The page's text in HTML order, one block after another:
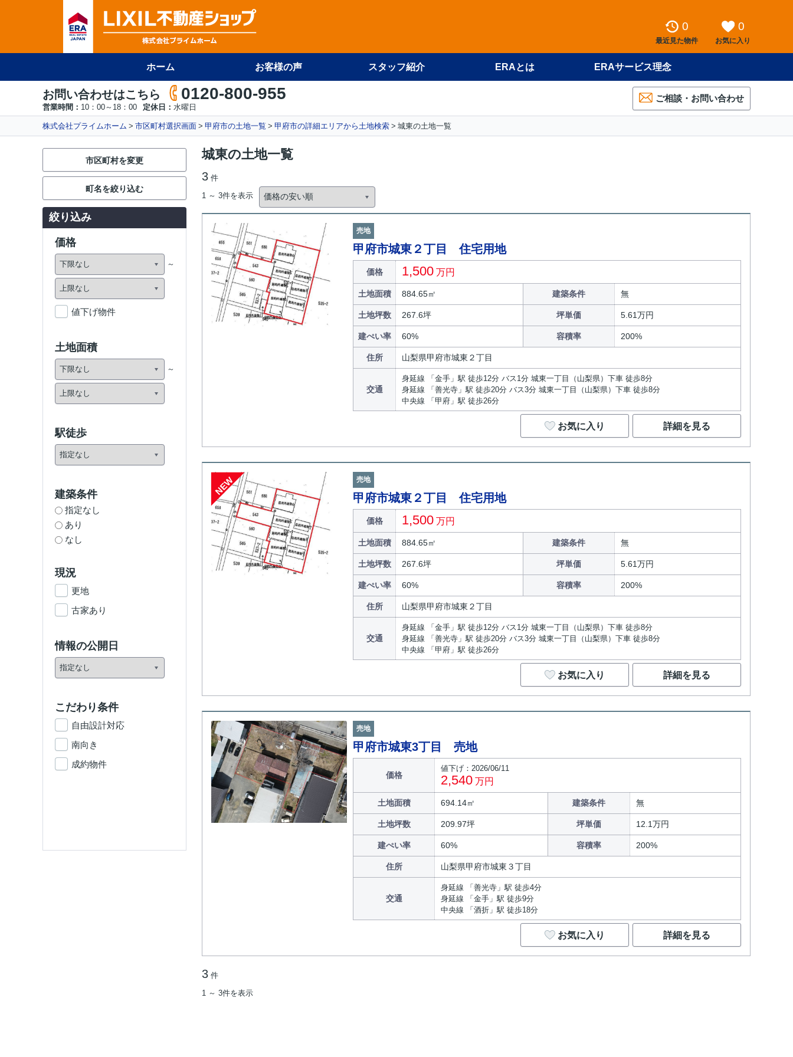
0
最近見た物件
0
お気に入り
ホーム お客様の声 スタッフ紹介 ERAとは ERAサービス理念
お問い合わせはこちら 0120-800-955
営業時間： 10：00～18：00 定休日： 水曜日
ご相談・お問い合わせ
株式会社プライムホーム 市区町村選択画面 甲府市の土地一覧 甲府市の詳細エリアから土地検索 城東の土地一覧
城東の土地一覧
3 件
1 ～ 3件を表示
売地
甲府市城東２丁目 住宅用地
価格 1,500 万円
土地面積 884.65㎡ 建築条件 無
土地坪数 267.6坪 坪単価 5.61万円
建ぺい率 60% 容積率 200%
住所 山梨県甲府市城東２丁目
交通
身延線 「金手」駅 徒歩12分 バス1分 城東一丁目（山梨県）下車 徒歩8分
身延線 「善光寺」駅 徒歩20分 バス3分 城東一丁目（山梨県）下車 徒歩8分
中央線 「甲府」駅 徒歩26分
お気に入り 詳細を見る
NEW 売地
甲府市城東２丁目 住宅用地
価格 1,500 万円
土地面積 884.65㎡ 建築条件 無
土地坪数 267.6坪 坪単価 5.61万円
建ぺい率 60% 容積率 200%
住所 山梨県甲府市城東２丁目
交通
身延線 「金手」駅 徒歩12分 バス1分 城東一丁目（山梨県）下車 徒歩8分
身延線 「善光寺」駅 徒歩20分 バス3分 城東一丁目（山梨県）下車 徒歩8分
中央線 「甲府」駅 徒歩26分
お気に入り 詳細を見る
売地
甲府市城東3丁目 売地
価格
値下げ：2026/06/11
2,540 万円
土地面積 694.14㎡ 建築条件 無
土地坪数 209.97坪 坪単価 12.1万円
建ぺい率 60% 容積率 200%
住所 山梨県甲府市城東３丁目
交通
身延線 「善光寺」駅 徒歩4分
身延線 「金手」駅 徒歩9分
中央線 「酒折」駅 徒歩18分
お気に入り 詳細を見る
3 件
1 ～ 3件を表示
市区町村を変更
町名を絞り込む
絞り込み
価格
値下げ物件
土地面積
駅徒歩
建築条件
指定なし
あり
なし
現況
更地
古家あり
情報の公開日
こだわり条件
自由設計対応
南向き
成約物件